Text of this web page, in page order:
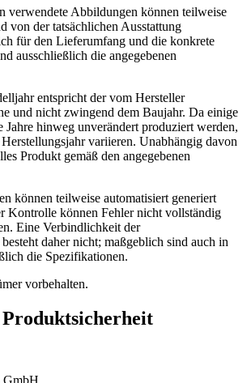
verwendete Abbildungen können teilweise
von der tatsächlichen Ausstattung
für den Lieferumfang und die konkrete
ausschließlich die angegebenen
entspricht der vom Hersteller
und nicht zwingend dem Baujahr. Da einige
Jahre hinweg unverändert produziert werden,
variieren. Unabhängig davon
Produkt gemäß den angegebenen
können teilweise automatisiert generiert
Kontrolle können Fehler nicht vollständig
Eine Verbindlichkeit der
daher nicht; maßgeblich sind auch in
die Spezifikationen.
vorbehalten.
GmbH